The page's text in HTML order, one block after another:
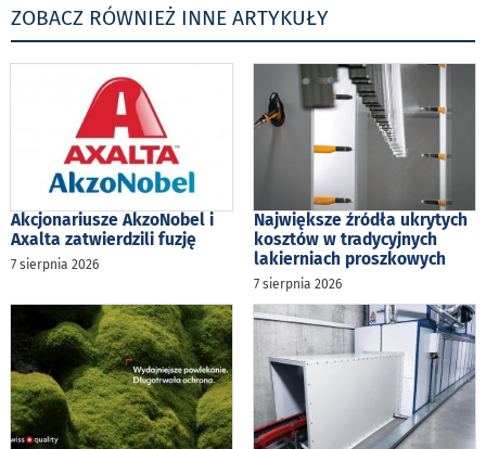
ZOBACZ RÓWNIEŻ INNE ARTYKUŁY
Akcjonariusze AkzoNobel i
Axalta zatwierdzili fuzję
7 sierpnia 2026
Największe źródła ukrytych
kosztów w tradycyjnych
lakierniach proszkowych
7 sierpnia 2026